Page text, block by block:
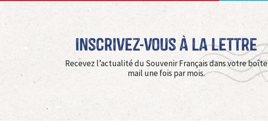
Inscrivez-vous à La Lettre
Recevez l’actualité du Souvenir Français dans votre boîte
mail une fois par mois.